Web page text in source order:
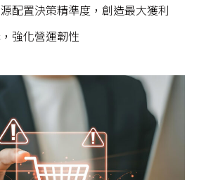
配置決策精準度，創造最大獲利
強化營運韌性